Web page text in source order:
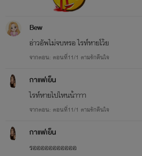
Bew
อ่าวอัพไม่จบหรอ ไรท์หายโว้ย
จากตอน: ตอนที่11/1 ตามรักคืนใจ
กาแฟเย็น
ไรท์หายไปไหนน้าาาา
จากตอน: ตอนที่11/1 ตามรักคืนใจ
กาแฟเย็น
รอออออออออออ